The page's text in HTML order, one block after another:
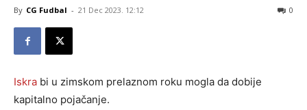
By CG Fudbal - 21 Dec 2023. 12:12 0
Iskra bi u zimskom prelaznom roku mogla da dobije
kapitalno pojačanje.